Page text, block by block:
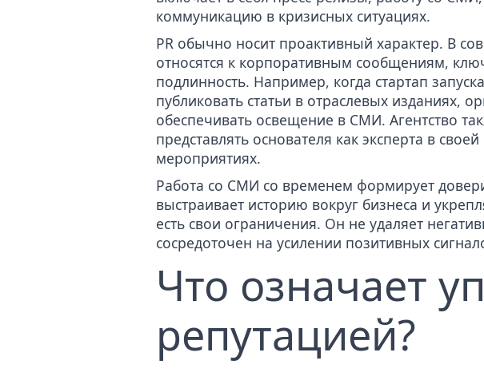
коммуникацию в кризисных ситуациях.
PR обычно носит проактивный характер. В
относятся к корпоративным сообщениям,
подлинность. Например, когда стартап
публиковать статьи в отраслевых изданиях,
обеспечивать освещение в СМИ. Агентство
представлять основателя как эксперта в
мероприятиях.
Работа со СМИ со временем формирует
выстраивает историю вокруг бизнеса и
есть свои ограничения. Он не удаляет
сосредоточен на усилении позитивных
Что означает
репутацией?